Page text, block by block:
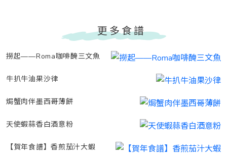
更多食譜
撈起——Roma咖啡醃三文魚
牛扒牛油果沙律
焗蟹肉伴墨西哥薄餅
天使蝦蒜香白酒意粉
【賀年食譜】香煎茄汁大蝦